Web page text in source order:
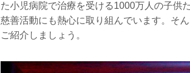
た小児病院で治療を受ける1000万人の子供
慈善活動にも熱心に取り組んでいます。そ
ご紹介しましょう。